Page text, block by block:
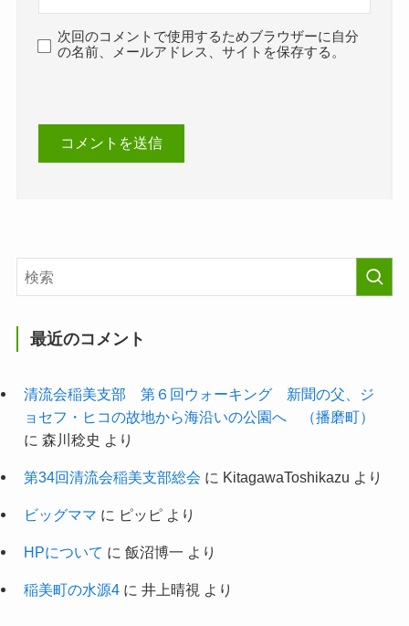
次回のコメントで使用するためブラウザーに自分
の名前、メールアドレス、サイトを保存する。
最近のコメント
清流会稲美支部 第６回ウォーキング 新聞の父、ジ
ョセフ・ヒコの故地から海沿いの公園へ （播磨町）
に 森川稔史 より
第34回清流会稲美支部総会 に KitagawaToshikazu より
ビッグママ に ピッピより
HPについて に 飯沼博一 より
稲美町の水源4に 井上晴視 より